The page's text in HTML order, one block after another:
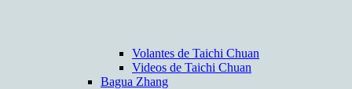
Volantes de Taichi Chuan
Videos de Taichi Chuan
Bagua Zhang